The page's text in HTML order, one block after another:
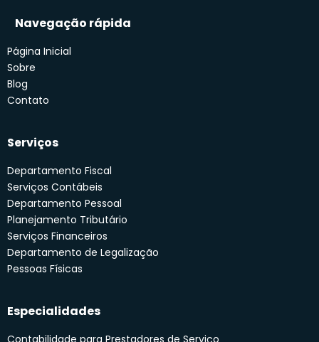
Navegação rápida
Página Inicial
Sobre
Blog
Contato
Serviços
Departamento Fiscal
Serviços Contábeis
Departamento Pessoal
Planejamento Tributário
Serviços Financeiros
Departamento de Legalização
Pessoas Físicas
Especialidades